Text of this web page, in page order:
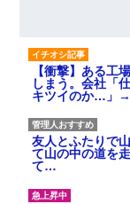
【衝撃】ある工
しまう。会社「
キツイのか…」→
友人とふたりで
て山の中の道を
て…